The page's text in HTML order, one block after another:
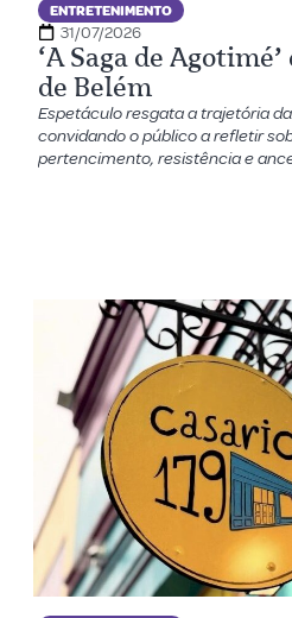
ENTRETENIMENTO
31/07/2026
‘A Saga de
de Belém
Espetáculo resgata a trajetória
convidando o público a refletir
pertencimento, resistência e